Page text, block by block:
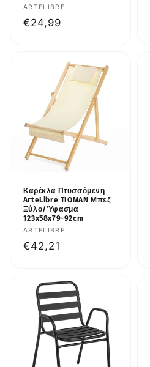
Προμηθευτής:
ARTELIBRE
Κανονική
€24,99
Καρέκλα Πτυσσόμενη
ArteLibre TIOMAN Μπεζ
Ξύλο/Ύφασμα
123x58x79-92cm
Προμηθευτής:
ARTELIBRE
Κανονική
€42,21